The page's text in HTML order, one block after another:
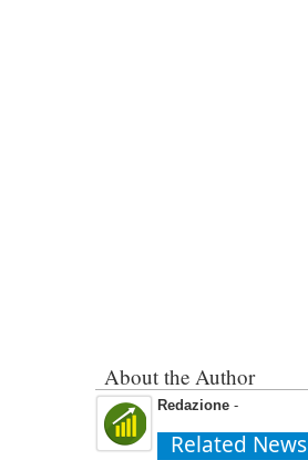
About the Author
Redazione -
Related News